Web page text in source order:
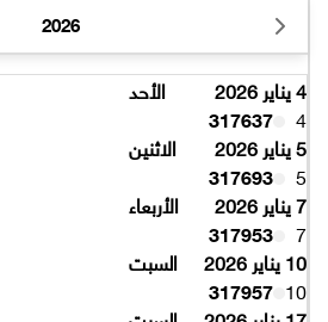
2026
4 يناير 2026
الأحد
4
317637
5 يناير 2026
الاثنين
5
317693
7 يناير 2026
الأربعاء
7
317953
10 يناير 2026
السبت
10
317957